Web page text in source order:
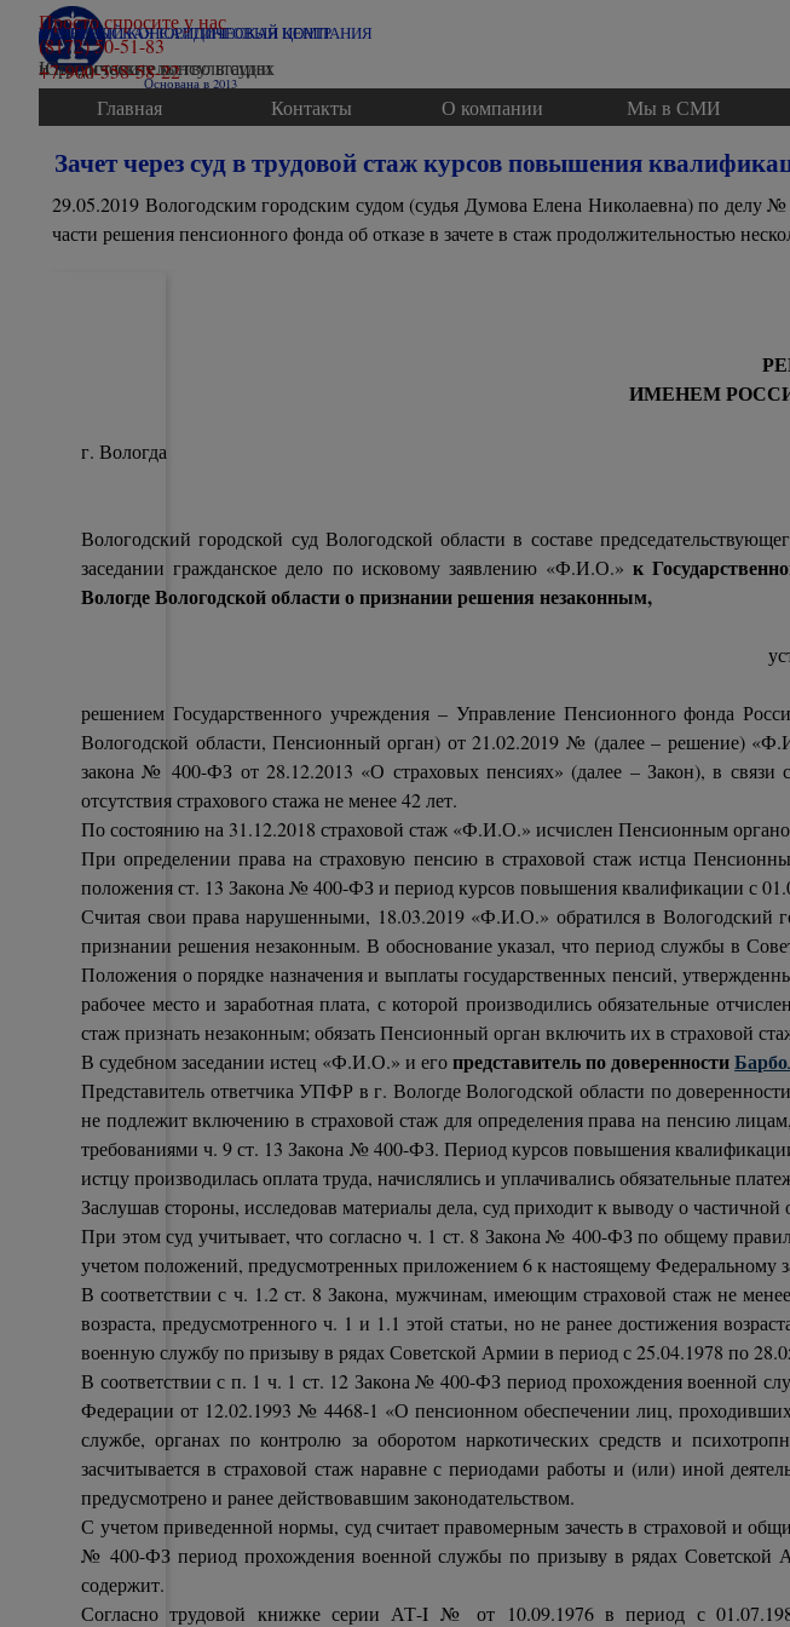
Перейти к контенту
ВОЛОГОДСКАЯ ЮРИДИЧЕСКАЯ КОМПАНИЯ
СЕВЕРНЫЙ КОНСАЛТИНГОВЫЙ ЦЕНТР
Юридические консультации
и представительство в судах
Просто спросите у нас
(8172) 50-51-83
+7-900-558-58-22Основана в 2013
Главная Контакты О компании ▼
Мы в СМИ
Зачет через суд в трудовой стаж курсов повышения
29.05.2019 Вологодским городским судом (судья Думова Елена Николаевна) по делу
части решения пенсионного фонда об отказе в зачете в стаж продолжительностью
ИМЕНЕМ
г. Вологда
Вологодский городской суд Вологодской области в составе
заседании гражданское дело по исковому заявлению «Ф.И.О.»к
Вологде Вологодской области о признании решения незаконным,
решением Государственного учреждения – Управление Пенсионного фонда
Вологодской области, Пенсионный орган) от 21.02.2019 № (далее – решение)
закона № 400-ФЗ от 28.12.2013 «О страховых пенсиях» (далее – Закон), в связи
отсутствия страхового стажа не менее 42 лет.
По состоянию на 31.12.2018 страховой стаж «Ф.И.О.» исчислен Пенсионным
При определении права на страховую пенсию в страховой стаж истца
положения ст. 13 Закона № 400-ФЗ и период курсов повышения квалификации с
Считая свои права нарушенными, 18.03.2019 «Ф.И.О.» обратился в Вологодский
признании решения незаконным. В обоснование указал, что период службы в
Положения о порядке назначения и выплаты государственных пенсий,
рабочее место и заработная плата, с которой производились обязательные
стаж признать незаконным; обязать Пенсионный орган включить их в страховой
В судебном заседании истец «Ф.И.О.» и егопредставитель по доверенности
Представитель ответчика УПФР в г. Вологде Вологодской области по
не подлежит включению в страховой стаж для определения права на пенсию
требованиями ч. 9 ст. 13 Закона № 400-ФЗ. Период курсов повышения
истцу производилась оплата труда, начислялись и уплачивались обязательные
Заслушав стороны, исследовав материалы дела, суд приходит к выводу о
При этом суд учитывает, что согласно ч. 1 ст. 8 Закона № 400-ФЗ по общему
учетом положений, предусмотренных приложением 6 к настоящему Федеральному
В соответствии с ч. 1.2 ст. 8 Закона, мужчинам, имеющим страховой стаж не
возраста, предусмотренного ч. 1 и 1.1 этой статьи, но не ранее достижения
военную службу по призыву в рядах Советской Армии в период с 25.04.1978 по
В соответствии с п. 1 ч. 1 ст. 12 Закона № 400-ФЗ период прохождения военной
Федерации от 12.02.1993 № 4468-1 «О пенсионном обеспечении лиц,
службе, органах по контролю за оборотом наркотических средств и
засчитывается в страховой стаж наравне с периодами работы и (или) иной
предусмотрено и ранее действовавшим законодательством.
С учетом приведенной нормы, суд считает правомерным зачесть в страховой и
№ 400-ФЗ период прохождения военной службы по призыву в рядах Советской
содержит.
Согласно трудовой книжке серии АТ-I № от 10.09.1976 в период с